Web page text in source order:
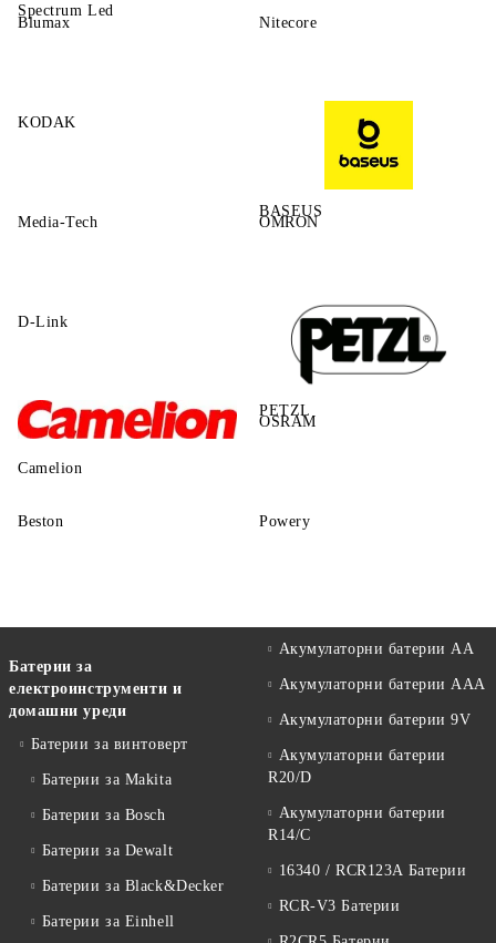
Spectrum Led
Blumax Nitecore
KODAK
BASEUS
Media-Tech OMRON
D-Link
PETZL
Camelion
OSRAM
Beston Powery
Батерии за
електроинструменти и
домашни уреди
Батерии за винтоверт
Батерии за Makita
Батерии за Bosch
Батерии за Dewalt
Батерии за Black&Decker
Батерии за Einhell
Акумулаторни батерии АА
Акумулаторни батерии AAA
Акумулаторни батерии 9V
Акумулаторни батерии
R20/D
Акумулаторни батерии
R14/C
16340 / RCR123A Батерии
RCR-V3 Батерии